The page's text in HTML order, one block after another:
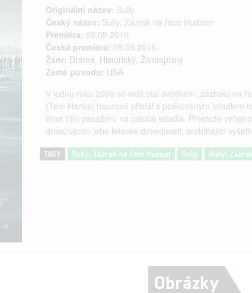
Originální název: Sully
Český název: Sully: Zázrak na řece Hudson
Premiéra: 02.09.2016
Česká premiéra: 08.09.2016
Žánr: Drama, Historický, Životopisný
Země původu: USA
V lednu roku 2009 se svět stal svědkem „zázraku na
(Tom Hanks) nouzově přistál s poškozeným letadlem
život 155 pasažérů na palubě letadla. Přestože
dokazujícím jeho letecké dovednosti, probíhající
TAGY Sully: Zázrak na řece Hudson Sully Sully:
Obrázky